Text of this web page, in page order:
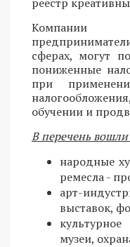
Компании
сферах, могут
пониженные
при
обучении и
В перечень
народные
ремесла -
арт-
выставок,
музеи,